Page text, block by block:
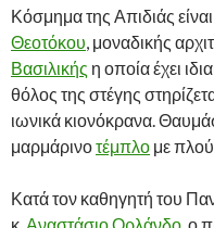
Κόσμημα της Απιδιάς
Θεοτόκου , μοναδικής
Βασιλικής η οποία έχει
θόλος της στέγης
ιωνικά κιονόκρανα.
μαρμάρινοτέμπλο με
Κατά τον καθηγητή του